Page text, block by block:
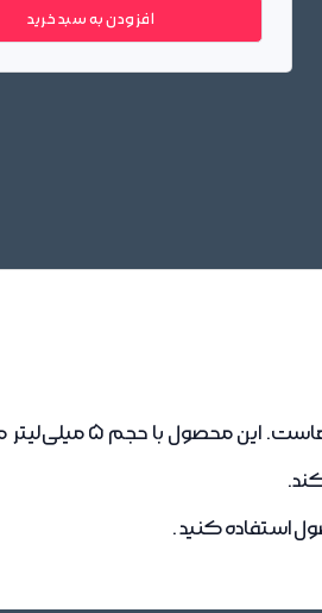
افزودن به سبد خرید
قطره ضد کک و کنه دکتر پت یک راهکار موثر و
استفاده کنید .